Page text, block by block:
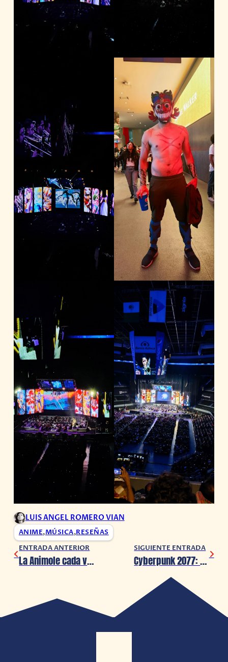
LUIS ANGEL ROMERO VIAN
ANIME,MÚSICA,RESEÑAS
ENTRADA ANTERIOR
La Animole cada vez mas cerca
SIGUIENTE ENTRADA
Cyberpunk 2077: Phantom Liberty estrena su tráiler de lanzamiento